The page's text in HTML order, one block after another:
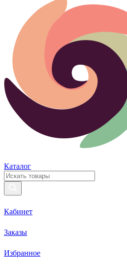
Каталог
Кабинет
Заказы
Избранное